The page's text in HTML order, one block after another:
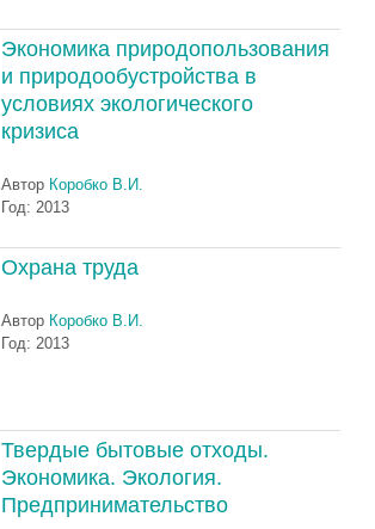
Экономика природопользования
и природообустройства в
условиях экологического
кризиса
Автор Коробко В.И.
Год: 2013
Охрана труда
Автор Коробко В.И.
Год: 2013
Твердые бытовые отходы.
Экономика. Экология.
Предпринимательство